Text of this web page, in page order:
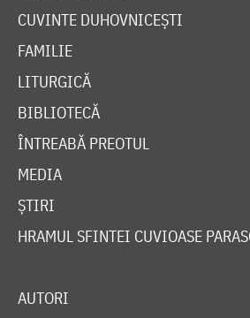
CUVINTE DUHOVNICEȘTI
FAMILIE
LITURGICĂ
BIBLIOTECĂ
ÎNTREABĂ PREOTUL
MEDIA
ȘTIRI
HRAMUL SFINTEI CUVIOASE
AUTORI